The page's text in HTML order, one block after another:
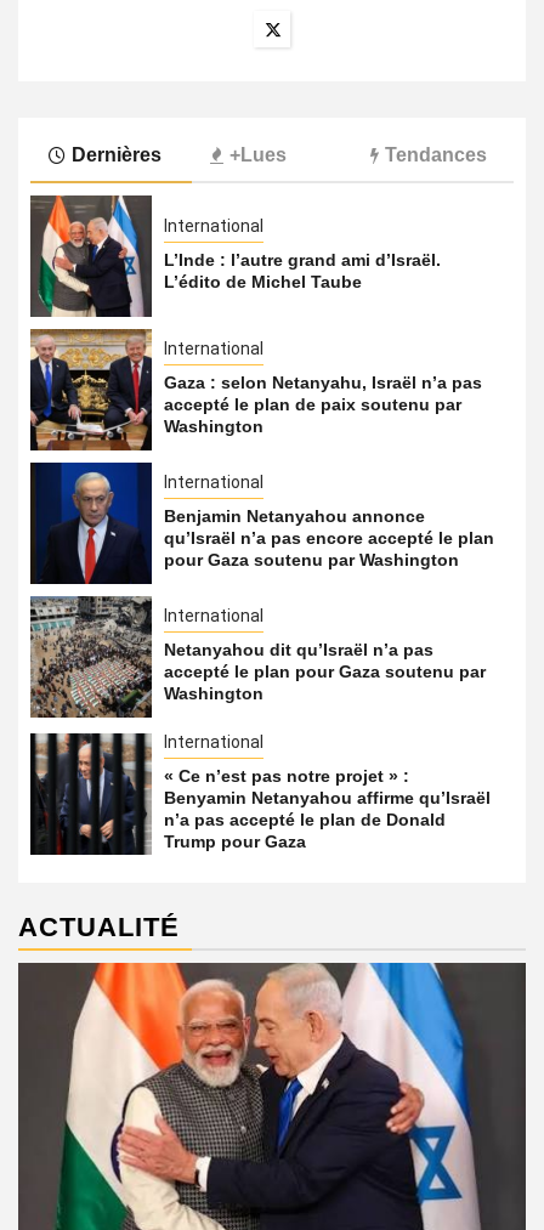
Dernières +Lues Tendances
International
L’Inde : l’autre grand ami d’Israël.
L’édito de Michel Taube
International
Gaza : selon Netanyahu, Israël n’a pas
accepté le plan de paix soutenu par
Washington
International
Benjamin Netanyahou annonce
qu’Israël n’a pas encore accepté le plan
pour Gaza soutenu par Washington
International
Netanyahou dit qu’Israël n’a pas
accepté le plan pour Gaza soutenu par
Washington
International
« Ce n’est pas notre projet » :
Benyamin Netanyahou affirme qu’Israël
n’a pas accepté le plan de Donald
Trump pour Gaza
ACTUALITÉ